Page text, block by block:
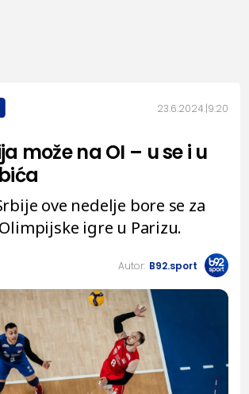
23.6.2024. 9:20
može na OI – u se i u
ove nedelje bore se za
igre u Parizu.
Autor: B92.sport